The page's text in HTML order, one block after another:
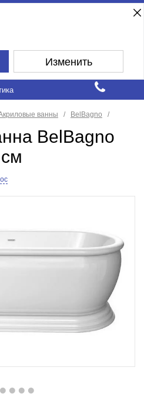
Изменить
ванны BelBagno
BelBagno